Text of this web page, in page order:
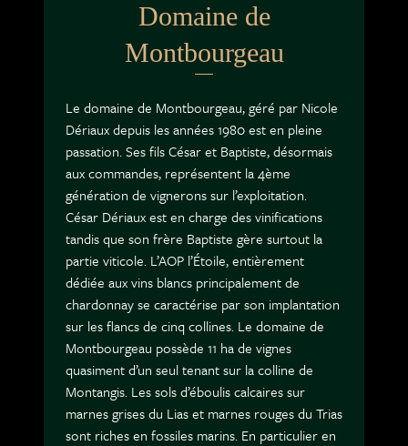
Domaine de
Montbourgeau
Le domaine de Montbourgeau, géré par Nicole
Dériaux depuis les années 1980 est en pleine
passation. Ses fils César et Baptiste, désormais
aux commandes, représentent la 4ème
génération de vignerons sur l’exploitation.
César Dériaux est en charge des vinifications
tandis que son frère Baptiste gère surtout la
partie viticole. L’AOP l’Étoile, entièrement
dédiée aux vins blancs principalement de
chardonnay se caractérise par son implantation
sur les flancs de cinq collines. Le domaine de
Montbourgeau possède 11 ha de vignes
quasiment d’un seul tenant sur la colline de
Montangis. Les sols d’éboulis calcaires sur
marnes grises du Lias et marnes rouges du Trias
sont riches en fossiles marins. En particulier en